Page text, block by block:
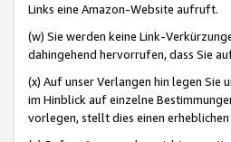
Links eine Amazon-Website aufruft.
(w) Sie werden keine Link-
dahingehend hervorrufen, dass Sie
(x) Auf unser Verlangen hin legen
im Hinblick auf einzelne
vorlegen, stellt dies einen